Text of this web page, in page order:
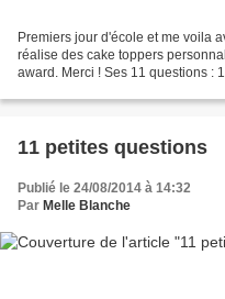
Premiers jour d'école et me voila
réalise des cake toppers
award. Merci ! Ses 11 questions :
11 petites questions
Publié le 24/08/2014 à 14:32
Par Melle Blanche